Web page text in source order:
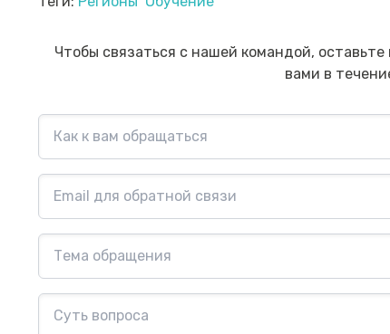
Чтобы связаться с нашей командой,
вами в
Финансовый блогер»
Посмотреть→